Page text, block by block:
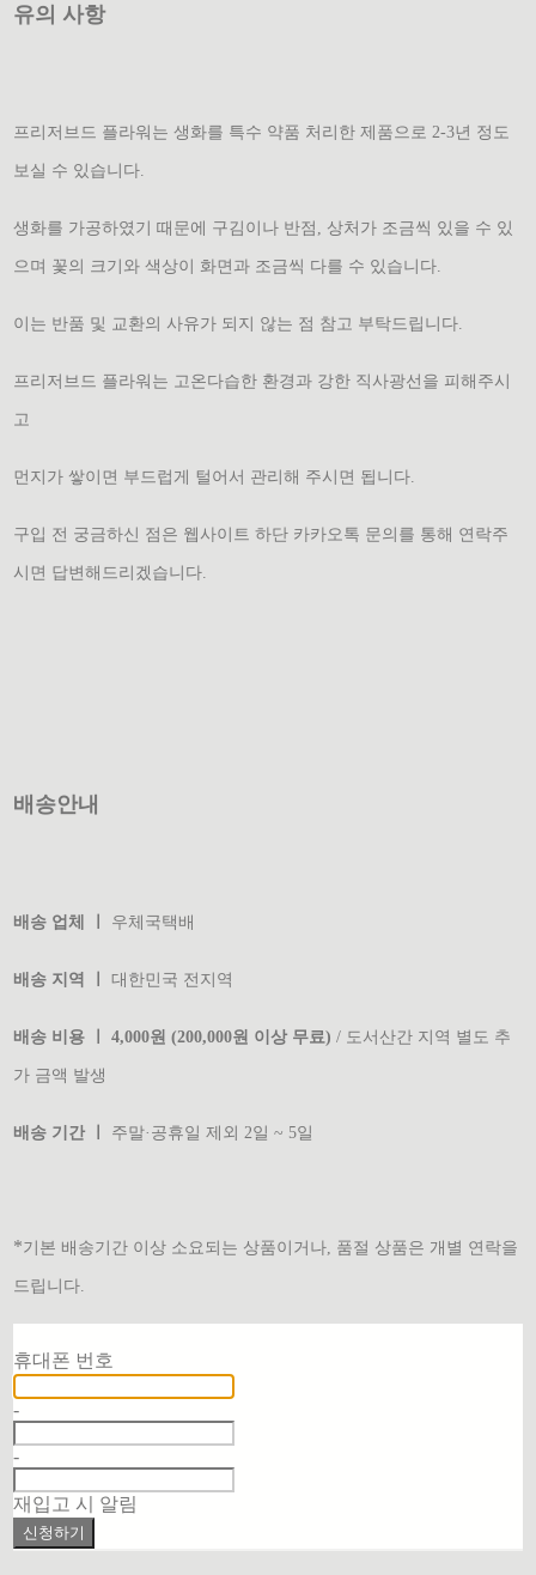
유의 사항
프리저브드 플라워는 생화를 특수 약품 처리한 제품으로 2-3년 정도
보실 수 있습니다.
생화를 가공하였기 때문에 구김이나 반점, 상처가 조금씩 있을 수 있
으며 꽃의 크기와 색상이 화면과 조금씩 다를 수 있습니다.
이는 반품 및 교환의 사유가 되지 않는 점 참고 부탁드립니다.
프리저브드 플라워는 고온다습한 환경과 강한 직사광선을 피해주시
고
먼지가 쌓이면 부드럽게 털어서 관리해 주시면 됩니다.
구입 전 궁금하신 점은 웹사이트 하단 카카오톡 문의를 통해 연락주
시면 답변해드리겠습니다.
배송안내
배송 업체 ㅣ 우체국택배
배송 지역 ㅣ 대한민국 전지역
배송 비용 ㅣ 4,000원 (200,000원 이상 무료) / 도서산간 지역 별도 추
가 금액 발생
배송 기간 ㅣ 주말·공휴일 제외 2일 ~ 5일
*기본 배송기간 이상 소요되는 상품이거나, 품절 상품은 개별 연락을
드립니다.
휴대폰 번호
-
-
재입고 시 알림
신청하기